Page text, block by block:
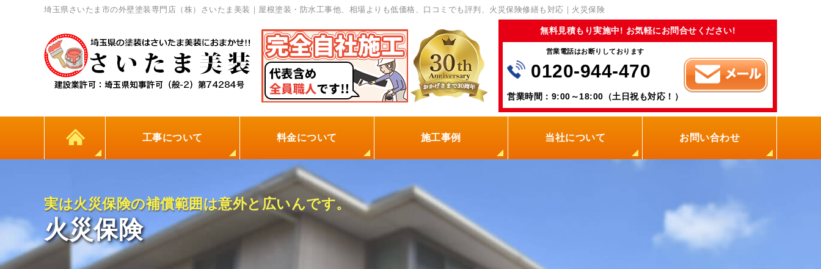
埼玉県さいたま市の外壁塗装専門店（株）さいたま美装｜屋根塗装・防水工事他、相場よりも低価格、口コミでも評判、火災保険修繕も対応｜火災保険
無料見積もり実施中! お気軽にお問合せください!
営業電話はお断りしております
0120-944-470
営業時間：9:00～18:00（土日祝も対応！）
工事について 料金について
地元の塗装屋を選ぶ理由
0円点検
火災保険
保証制度
施工事例 当社について お問い合わせ
実は火災保険の補償範囲は意外と広いんです。
火災保険